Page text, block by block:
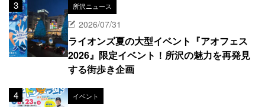
所沢ニュース
2026/07/31
ライオンズ夏の大型イベント『アオフェス
2026』限定イベント！所沢の魅力を再発見
する街歩き企画
イベント